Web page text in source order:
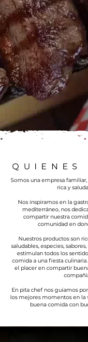
QUIENES
Somos una empresa
rica y
Nos inspiramos en la
mediterráneo, nos
compartir nuestra
comunidad en
Nuestros productos son
saludables, especies,
estimulan todos los
comida a una fiesta
el placer en compartir
En pita chef nos guiamos
los mejores momentos en la
buena comida con